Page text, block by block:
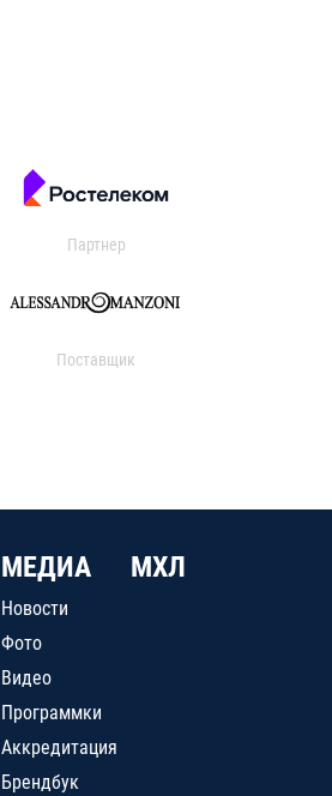
Партнер
Поставщик
МЕДИА
Новости
Фото
Видео
Программки
Аккредитация
Брендбук
МХЛ